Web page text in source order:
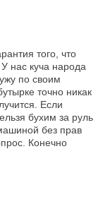
того, что
нас куча народа
по своим
точно никак
Если
бухим за руль
без прав
Конечно